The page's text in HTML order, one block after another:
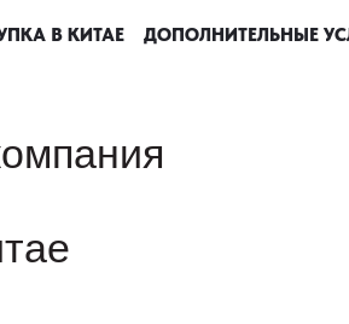
ДОПОЛНИТЕЛЬНЫЕ
В КИТАЕ ДОПОЛНИТЕЛЬНЫЕ
В КИТАЕ ДОПОЛНИТЕЛЬНЫЕ
В КИТАЕ ДОПОЛНИТЕЛЬНЫЕ
В КИТАЕ